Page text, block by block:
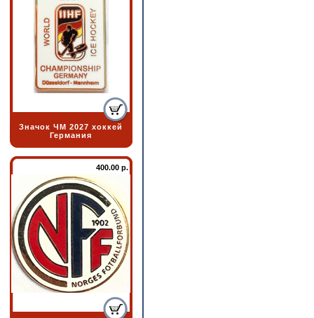
Значок ЧМ 2027 хоккей
Германия
400.00 р.